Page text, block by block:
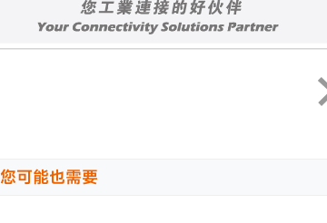
您可能也需要